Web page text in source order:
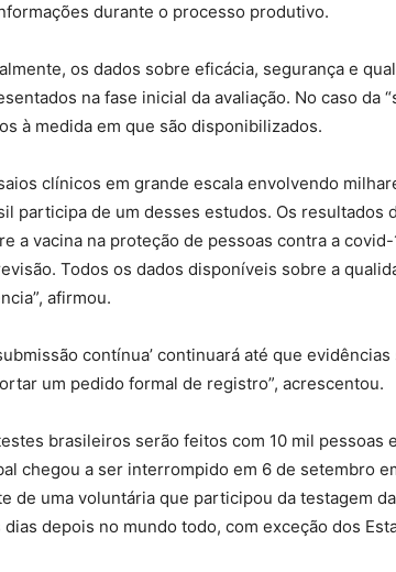
durante o processo produtivo.
os dados sobre eficácia, segurança e
na fase inicial da avaliação. No caso da
à medida em que são disponibilizados.
clínicos em grande escala envolvendo
participa de um desses estudos. Os
a vacina na proteção de pessoas contra a
Todos os dados disponíveis sobre a
afirmou.
contínua’ continuará até que
um pedido formal de registro”, acrescentou.
brasileiros serão feitos com 10 mil pessoas
chegou a ser interrompido em 6 de setembro
de uma voluntária que participou da testagem
dias depois no mundo todo, com exceção dos